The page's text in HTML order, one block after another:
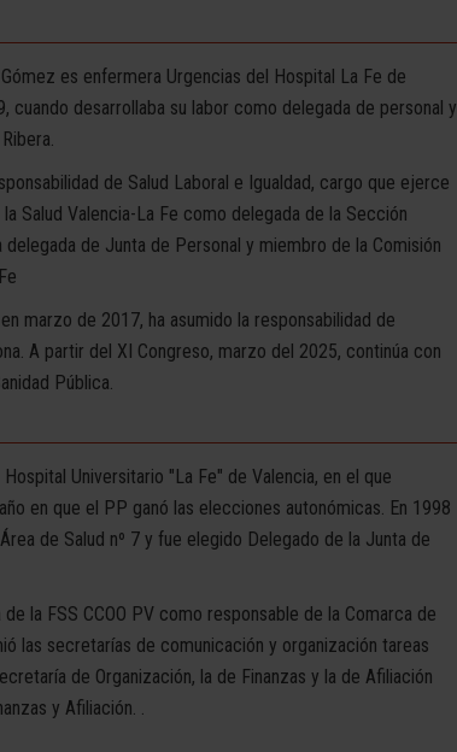
es enfermera Urgencias del Hospital La Fe de
cuando desarrollaba su labor como delegada de personal y
de Salud Laboral e Igualdad, cargo que ejerce
Salud Valencia-La Fe como delegada de la Sección
de Junta de Personal y miembro de la Comisión
marzo de 2017, ha asumido la responsabilidad de
A partir del XI Congreso, marzo del 2025, continúa con
Pública.
Universitario "La Fe" de Valencia, en el que
en que el PP ganó las elecciones autonómicas. En 1998
de Salud nº 7 y fue elegido Delegado de la Junta de
la FSS CCOO PV como responsable de la Comarca de
las secretarías de comunicación y organización tareas
de Organización, la de Finanzas y la de Afiliación
y Afiliación. .